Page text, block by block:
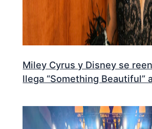
Miley Cyrus y Disney se
llega “Something Beautiful”